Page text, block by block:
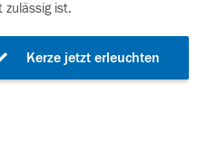
zulässig ist.
Kerze jetzt erleuchten